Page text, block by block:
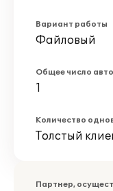
Вариант работы
Файловый
Общее число
1
Количество
Толстый
Партнер,